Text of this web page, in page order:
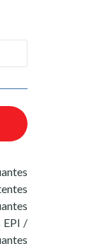
EPI /